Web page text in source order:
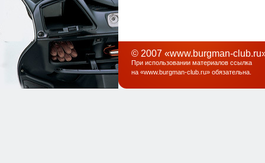
© 2007 «www.burgman-
При использовании материалов ссылка
на «www.burgman-club.ru» обязательна